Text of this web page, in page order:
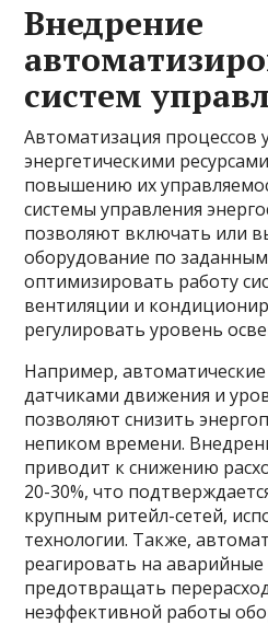
Внедрение
систем
Автоматизация процессов
энергетическими
повышению их
системы управления
позволяют включать или
оборудование по
оптимизировать работу
вентиляции и
регулировать уровень
Например,
датчиками движения и
позволяют снизить
непиком времени.
приводит к снижению
20-30%, что
крупным ритейл-сетей,
технологии. Также,
реагировать на
предотвращать
неэффективной работы